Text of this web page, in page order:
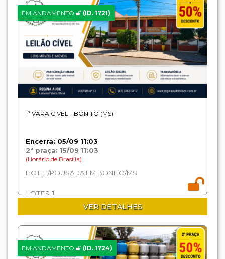
EM ANDAMENTO (ID. 1721)
1ª VARA CIVEL - BONITO (MS)
Encerra: 05/09 11:03
2ª praça: 15/09 11:03
(Horário de Brasília)
HOTEL/POUSADA EM BONITO/MS
LOTES 1
VER DETALHES
EM ANDAMENTO (ID. 1724)